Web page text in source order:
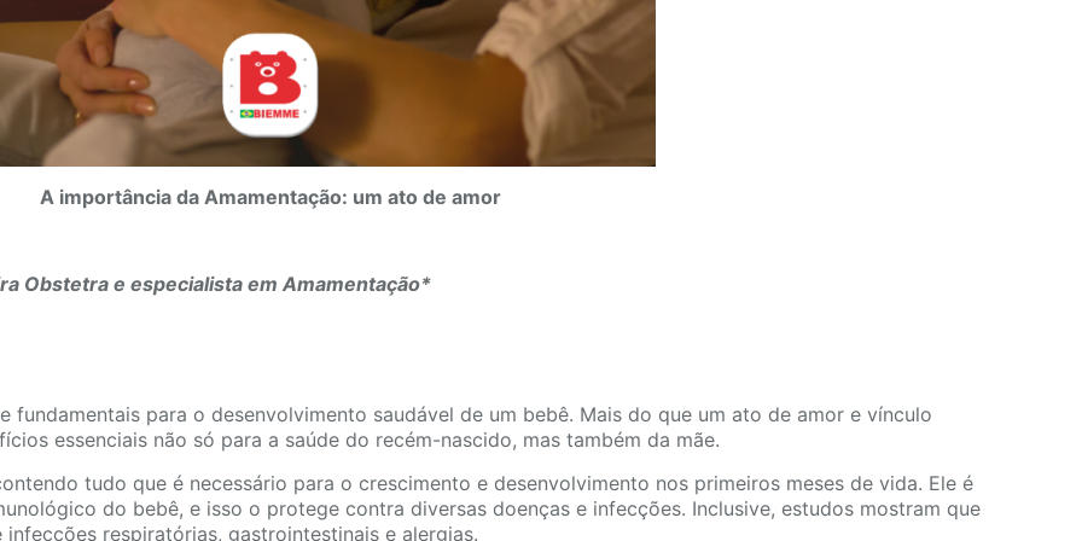
A importância da Amamentação: um ato de amor
Obstetra e especialista em Amamentação*
fundamentais para o desenvolvimento saudável de um bebê. Mais do que um ato de amor e vínculo
essenciais não só para a saúde do recém-nascido, mas também da mãe.
tudo que é necessário para o crescimento e desenvolvimento nos primeiros meses de vida. Ele é
do bebê, e isso o protege contra diversas doenças e infecções. Inclusive, estudos mostram que
respiratórias, gastrointestinais e alergias.